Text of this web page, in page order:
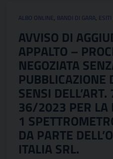
ALBO ONLINE, BANDI DI GARA,
AVVISO DI
APPALTO –
NEGOZIATA
PUBBLICAZIONE
SENSI
36/2023 PER LA
1
DA PARTE
ITALIA SRL.